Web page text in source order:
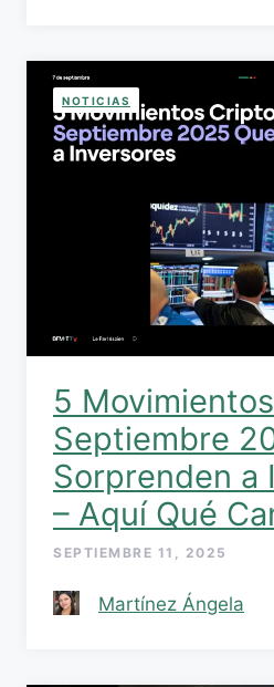
NOTICIAS
5
Septiembre
Sorprenden a
– Aquí Qué
SEPTIEMBRE 11, 2025
Martínez Ángela